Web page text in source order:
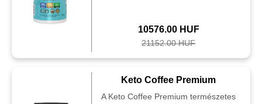
10576.00 HUF
21152.00 HUF
Keto Coffee Premium
A Keto Coffee Premium természetes